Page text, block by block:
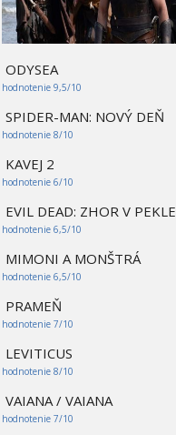
ODYSEA
hodnotenie 9,5/10
SPIDER-MAN: NOVÝ DEŇ
hodnotenie 8/10
KAVEJ 2
hodnotenie 6/10
EVIL DEAD: ZHOR V PEKLE
hodnotenie 6,5/10
MIMONI A MONŠTRÁ
hodnotenie 6,5/10
PRAMEŇ
hodnotenie 7/10
LEVITICUS
hodnotenie 8/10
VAIANA / VAIANA
hodnotenie 7/10